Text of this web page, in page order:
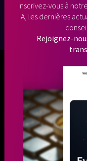
Inscrivez-vous à
IA, les dernières
Rejoignez-